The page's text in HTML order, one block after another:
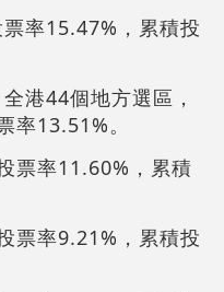
率15.47%，累積投
港44個地方選區，
率13.51%。
票率11.60%，累積
票率9.21%，累積投